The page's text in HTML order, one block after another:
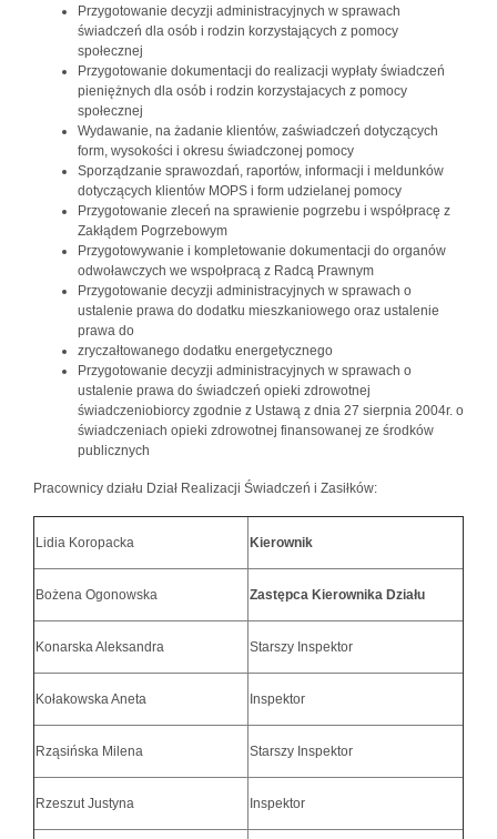
Przygotowanie decyzji administracyjnych w sprawach
świadczeń dla osób i rodzin korzystających z pomocy
społecznej
Przygotowanie dokumentacji do realizacji wypłaty świadczeń
pieniężnych dla osób i rodzin korzystajacych z pomocy
społecznej
Wydawanie, na żadanie klientów, zaświadczeń dotyczących
form, wysokości i okresu świadczonej pomocy
Sporządzanie sprawozdań, raportów, informacji i meldunków
dotyczących klientów MOPS i form udzielanej pomocy
Przygotowanie zleceń na sprawienie pogrzebu i współpracę z
Zakłądem Pogrzebowym
Przygotowywanie i kompletowanie dokumentacji do organów
odwoławczych we wspołpracą z Radcą Prawnym
Przygotowanie decyzji administracyjnych w sprawach o
ustalenie prawa do dodatku mieszkaniowego oraz ustalenie
prawa do
zryczałtowanego dodatku energetycznego
Przygotowanie decyzji administracyjnych w sprawach o
ustalenie prawa do świadczeń opieki zdrowotnej
świadczeniobiorcy zgodnie z Ustawą z dnia 27 sierpnia 2004r. o
świadczeniach opieki zdrowotnej finansowanej ze środków
publicznych
Pracownicy działu Dział Realizacji Świadczeń i Zasiłków:
Lidia Koropacka Kierownik
Bożena Ogonowska Zastępca Kierownika Działu
Konarska Aleksandra Starszy Inspektor
Kołakowska Aneta Inspektor
Rząsińska Milena Starszy Inspektor
Rzeszut Justyna Inspektor